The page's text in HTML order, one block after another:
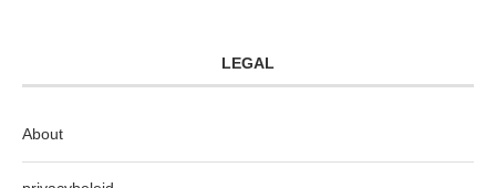
LEGAL
About